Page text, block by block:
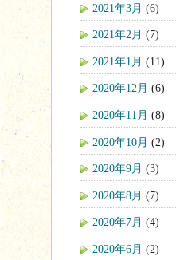
2021年3月 (6)
2021年2月 (7)
2021年1月 (11)
2020年12月 (6)
2020年11月 (8)
2020年10月 (2)
2020年9月 (3)
2020年8月 (7)
2020年7月 (4)
2020年6月 (2)